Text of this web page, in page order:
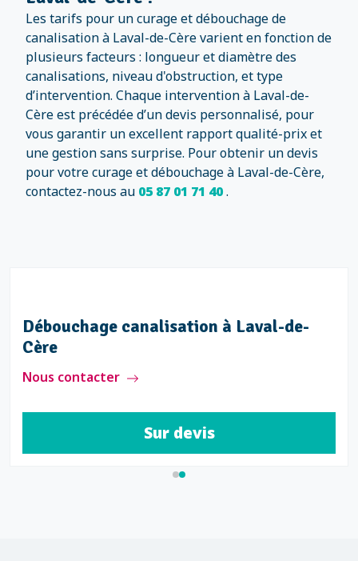
Les tarifs pour un curage et débouchage de
canalisation à Laval-de-Cère varient en fonction de
plusieurs facteurs : longueur et diamètre des
canalisations, niveau d'obstruction, et type
d’intervention. Chaque intervention à Laval-de-
Cère est précédée d’un devis personnalisé, pour
vous garantir un excellent rapport qualité-prix et
une gestion sans surprise. Pour obtenir un devis
pour votre curage et débouchage à Laval-de-Cère,
contactez-nous au 05 87 01 71 40.
Débouchage canalisation à Laval-de-
Cère
Nous contacter
Sur devis